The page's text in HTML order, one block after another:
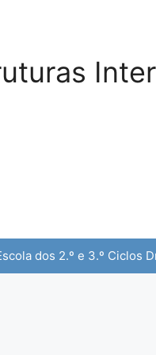
dos 2.º e 3.º Ciclos